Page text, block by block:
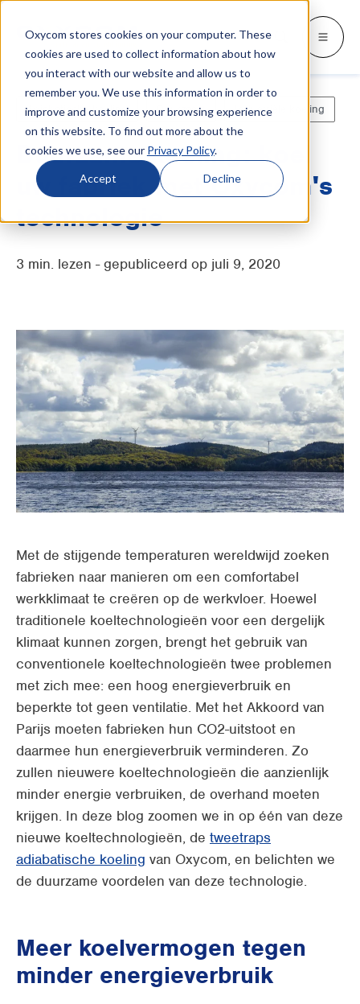
Oxycom stores cookies on your computer. These
cookies are used to collect information about how
you interact with our website and allow us to
remember you. We use this information in order to
improve and customize your browsing experience
on this website. To find out more about the
cookies we use, see our Privacy Policy.
Accept Decline
Producten Producten
IntrCooll: Adiabatische koeling
Koeling voor de industrie met 90% minder
energieverbruik
PreCooll: Adiabatische voorkoeling
Go back
Industrieën Industrieën
INDUSTRIEËN
Metaalindustrie
Bakkerijen
Distributiecentra
Kunststofindustrie
Supermarkten
Verpakkingsindustrie
Kantoren
Open ruimtes
Utiliteit
Go back
Kennisbank Kennisbank
Blog & nieuws
Whitepapers & case studies
Downloads
Go back
Oxycom Over Oxycom
MEER OVER OXYCOM
Contact
Service
Go back
Languages
SWITCH TO
Deutsch
English
Go back
Adiabatische koeling Duurzaam Industriële koeling
Duurzame koeling: koel
uw fabriek met Oxycom's
technologie
3 min. lezen - gepubliceerd op juli 9, 2020
Met de stijgende temperaturen wereldwijd zoeken
fabrieken naar manieren om een comfortabel
werkklimaat te creëren op de werkvloer. Hoewel
traditionele koeltechnologieën voor een dergelijk
klimaat kunnen zorgen, brengt het gebruik van
conventionele koeltechnologieën twee problemen
met zich mee: een hoog energieverbruik en
beperkte tot geen ventilatie. Met het Akkoord van
Parijs moeten fabrieken hun CO2-uitstoot en
daarmee hun energieverbruik verminderen. Zo
zullen nieuwere koeltechnologieën die aanzienlijk
minder energie verbruiken, de overhand moeten
krijgen. In deze blog zoomen we in op één van deze
nieuwe koeltechnologieën, de tweetraps
adiabatische koeling van Oxycom, en belichten we
de duurzame voordelen van deze technologie.
Meer koelvermogen tegen
minder energieverbruik